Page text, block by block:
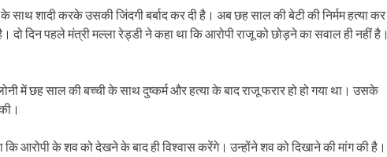
साथ शादी करके उसकी जिंदगी बर्बाद कर दी है। अब छह साल की बेटी की निर्मम हत्या कर
दिन पहले मंत्री मल्ला रेड्डी ने कहा था कि आरोपी राजू को छोड़ने का सवाल ही नहीं है।
में छह साल की बच्ची के साथ दुष्कर्म और हत्या के बाद राजू फरार हो हो गया था। उसके
कि आरोपी के शव को देखने के बाद ही विश्वास करेंगे। उन्होंने शव को दिखाने की मांग की है।